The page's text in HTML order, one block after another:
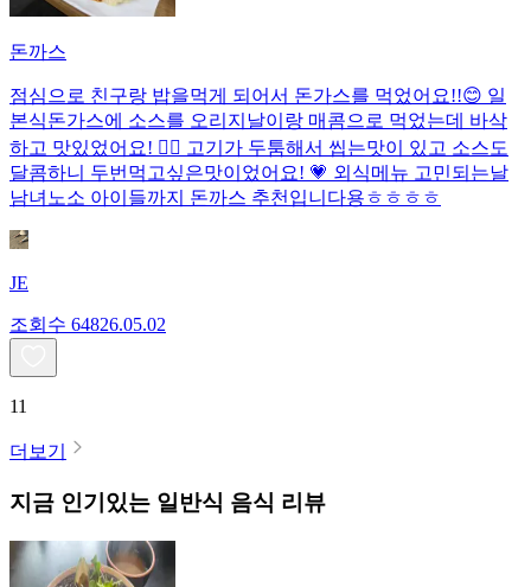
돈까스
점심으로 친구랑 밥을먹게 되어서 돈가스를 먹었어요!!😊 일
본식돈가스에 소스를 오리지날이랑 매콤으로 먹었는데 바삭
하고 맛있었어요! 👍🏻 고기가 두툼해서 씹는맛이 있고 소스도
달콤하니 두번먹고싶은맛이었어요! 💗 외식메뉴 고민되는날
남녀노소 아이들까지 돈까스 추천입니다용ㅎㅎㅎㅎ
JE
조회수 64826.05.02
11
더보기
지금 인기있는 일반식 음식 리뷰